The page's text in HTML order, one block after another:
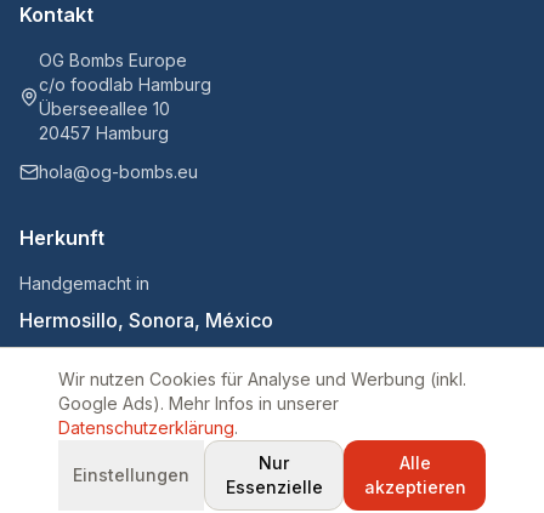
Kontakt
OG Bombs Europe
c/o foodlab Hamburg
Überseeallee 10
20457 Hamburg
hola@og-bombs.eu
Herkunft
Handgemacht in
Hermosillo, Sonora, México
© 2025 OG Bombs. Alle Rechte vorbehalten.
Von Sonora in die Welt 🌶️
Wir nutzen Cookies für Analyse und Werbung (inkl.
Google Ads). Mehr Infos in unserer
Datenschutzerklärung.
Einstellungen
Nur
Essenzielle
Alle
akzeptieren